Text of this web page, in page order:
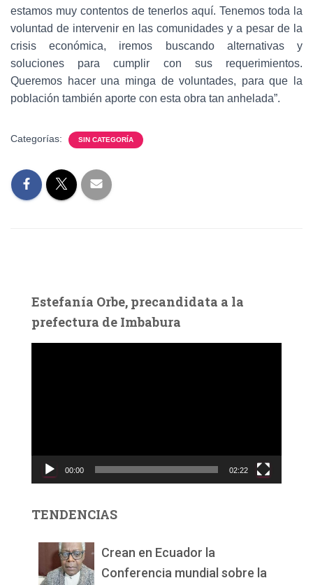
estamos muy contentos de tenerlos aquí. Tenemos toda la
voluntad de intervenir en las comunidades y a pesar de la
crisis económica, iremos buscando alternativas y
soluciones para cumplir con sus requerimientos.
Queremos hacer una minga de voluntades, para que la
población también aporte con esta obra tan anhelada”.
Categorías: SIN CATEGORÍA
Estefanía Orbe, precandidata a la
prefectura de Imbabura
c
d
00:00 02:22
TENDENCIAS
Crean en Ecuador la
Conferencia mundial sobre la